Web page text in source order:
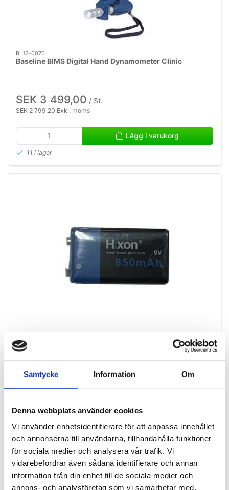
Samtycke Information Om
Denna webbplats använder cookies
Vi använder enhetsidentifierare för att anpassa innehållet
och annonserna till användarna, tillhandahålla funktioner
för sociala medier och analysera vår trafik. Vi
vidarebefordrar även sådana identifierare och annan
information från din enhet till de sociala medier och
annons- och analysföretag som vi samarbetar med.
BL12-0070
Baseline BIMS Digital Hand Dynamometer Clinic
SEK 3 499,00 / St.
SEK 2 799,20 Exkl. moms
Lägg i varukorg
11 i lager
BL12-0079
BIMS 9C Recharge batt. 600 mAh
SEK 215,00 / St.
Lägg i varukorg
+100 i lager